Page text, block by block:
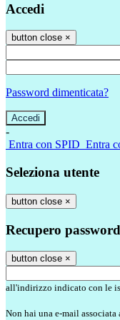
Accedi
button close ×
Password dimenticata?
-
Entra con SPID Entra
Seleziona utente
button close ×
Recupero password
button close ×
all'indirizzo indicato con le
Non hai una e-mail